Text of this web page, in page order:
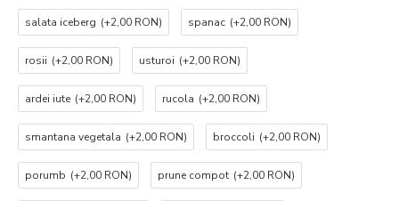
salata iceberg (+2,00 RON) spanac (+2,00 RON)
rosii (+2,00 RON) usturoi (+2,00 RON)
ardei iute (+2,00 RON) rucola (+2,00 RON)
smantana vegetala (+2,00 RON) broccoli (+2,00 RON)
porumb (+2,00 RON) prune compot (+2,00 RON)